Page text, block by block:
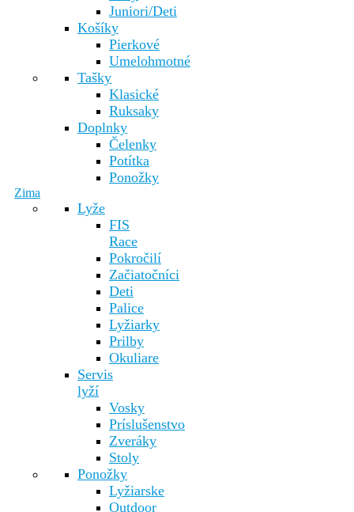
Juniori/Deti
Košíky
Pierkové
Umelohmotné
Tašky
Klasické
Ruksaky
Doplnky
Čelenky
Potítka
Ponožky
Zima
Lyže
FIS
Race
Pokročilí
Začiatočníci
Deti
Palice
Lyžiarky
Prilby
Okuliare
Servis
lyží
Vosky
Príslušenstvo
Zveráky
Stoly
Ponožky
Lyžiarske
Outdoor